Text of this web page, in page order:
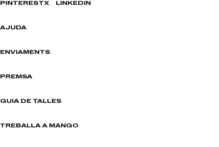
PINTERESTX LINKEDIN
AJUDA
ENVIAMENTS
PREMSA
GUIA DE TALLES
TREBALLA A MANGO